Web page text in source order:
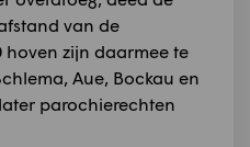
van de
hoven zijn daarmee te
Aue, Bockau en
parochierechten